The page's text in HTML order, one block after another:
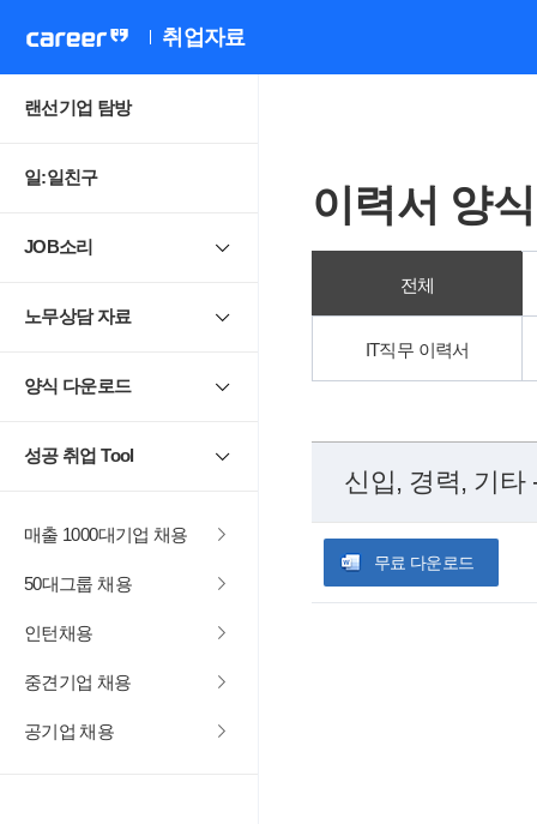
취업자료
랜선기업 탐방
일:일친구
JOB소리
노무상담 자료
양식 다운로드
성공 취업 Tool
매출 1000대기업 채용
50대그룹 채용
인턴채용
중견기업 채용
공기업 채용
이력서 양
전체
IT직무 이력서
신입, 경력, 기타
무료 다운로드